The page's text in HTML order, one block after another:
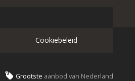
Cookiebeleid
Grootste aanbod van Nederland